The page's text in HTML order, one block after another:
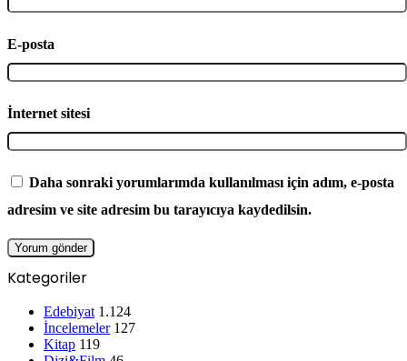
E-posta
İnternet sitesi
Daha sonraki yorumlarımda kullanılması için adım, e-posta
adresim ve site adresim bu tarayıcıya kaydedilsin.
Kategoriler
Edebiyat 1.124
İncelemeler 127
Kitap 119